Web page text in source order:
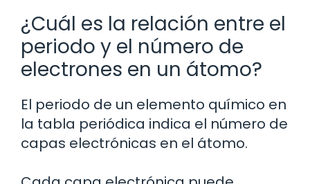
¿Cuál es la relación entre el
periodo y el número de
electrones en un átomo?
El periodo de un elemento químico en
la tabla periódica indica el número de
capas electrónicas en el átomo.